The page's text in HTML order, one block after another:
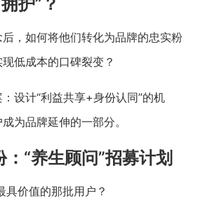
，如何将他们转化为品牌的忠实粉
低成本的口碑裂变？
设计“利益共享+身份认同”的机
为品牌延伸的一部分。
“养生顾问”招募计划
具价值的那批用户？